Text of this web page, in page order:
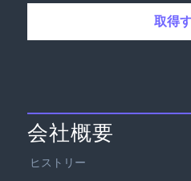
会社概要
ヒストリー